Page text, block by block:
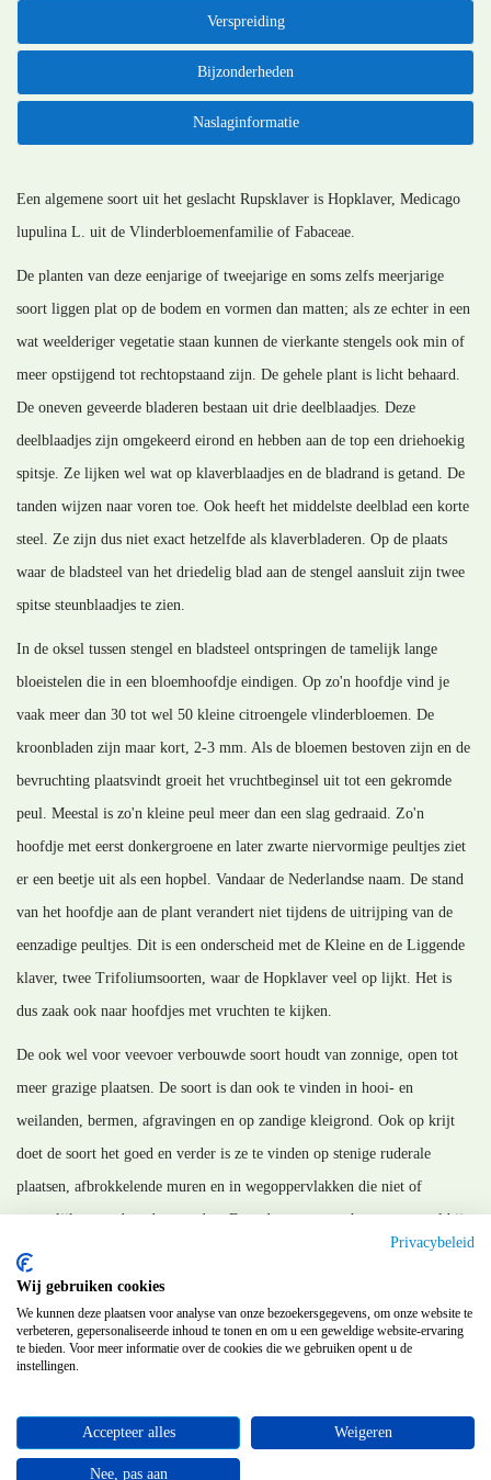
Verspreiding
Bijzonderheden
Naslaginformatie
Een algemene soort uit het geslacht Rupsklaver is Hopklaver, Medicago
lupulina L. uit de Vlinderbloemenfamilie of Fabaceae.
De planten van deze eenjarige of tweejarige en soms zelfs meerjarige
soort liggen plat op de bodem en vormen dan matten; als ze echter in een
wat weelderiger vegetatie staan kunnen de vierkante stengels ook min of
meer opstijgend tot rechtopstaand zijn. De gehele plant is licht behaard.
De oneven geveerde bladeren bestaan uit drie deelblaadjes. Deze
deelblaadjes zijn omgekeerd eirond en hebben aan de top een driehoekig
spitsje. Ze lijken wel wat op klaverblaadjes en de bladrand is getand. De
tanden wijzen naar voren toe. Ook heeft het middelste deelblad een korte
steel. Ze zijn dus niet exact hetzelfde als klaverbladeren. Op de plaats
waar de bladsteel van het driedelig blad aan de stengel aansluit zijn twee
spitse steunblaadjes te zien.
In de oksel tussen stengel en bladsteel ontspringen de tamelijk lange
bloeistelen die in een bloemhoofdje eindigen. Op zo'n hoofdje vind je
vaak meer dan 30 tot wel 50 kleine citroengele vlinderbloemen. De
kroonbladen zijn maar kort, 2-3 mm. Als de bloemen bestoven zijn en de
bevruchting plaatsvindt groeit het vruchtbeginsel uit tot een gekromde
peul. Meestal is zo'n kleine peul meer dan een slag gedraaid. Zo'n
hoofdje met eerst donkergroene en later zwarte niervormige peultjes ziet
er een beetje uit als een hopbel. Vandaar de Nederlandse naam. De stand
van het hoofdje aan de plant verandert niet tijdens de uitrijping van de
eenzadige peultjes. Dit is een onderscheid met de Kleine en de Liggende
klaver, twee Trifoliumsoorten, waar de Hopklaver veel op lijkt. Het is
dus zaak ook naar hoofdjes met vruchten te kijken.
De ook wel voor veevoer verbouwde soort houdt van zonnige, open tot
meer grazige plaatsen. De soort is dan ook te vinden in hooi- en
weilanden, bermen, afgravingen en op zandige kleigrond. Ook op krijt
doet de soort het goed en verder is ze te vinden op stenige ruderale
plaatsen, afbrokkelende muren en in wegoppervlakken die niet of
nauwelijks meer bereden worden. Daar draagt ze met haar penwortel bij
aan de langzame verwering.
MM_130326
Flora van Nederland
Privacybeleid
Wij gebruiken cookies
We kunnen deze plaatsen voor analyse van onze bezoekersgegevens, om onze website te
verbeteren, gepersonaliseerde inhoud te tonen en om u een geweldige website-ervaring
te bieden. Voor meer informatie over de cookies die we gebruiken opent u de
instellingen.
Accepteer alles Weigeren
Nee, pas aan